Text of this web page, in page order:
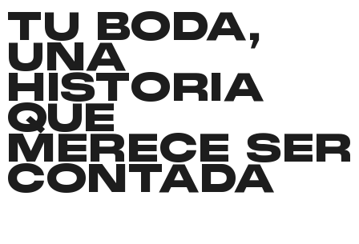
TU BODA,
UNA
HISTORIA
QUE
MERECE SER
CONTADA